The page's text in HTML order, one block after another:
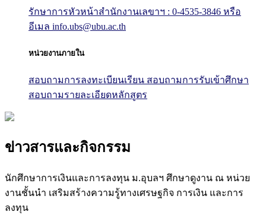
รักษาการหัวหน้าสำนักงานเลขาฯ : 0-4535-3846 หรือ
อีเมล info.ubs@ubu.ac.th
หน่วยงานภายใน
สอบถามการลงทะเบียนเรียน สอบถามการรับเข้าศึกษา
สอบถามรายละเอียดหลักสูตร
ข่าวสารและกิจกรรม
นักศึกษาการเงินและการลงทุน ม.อุบลฯ ศึกษาดูงาน ณ หน่วย
งานชั้นนำ เสริมสร้างความรู้ทางเศรษฐกิจ การเงิน และการ
ลงทุน